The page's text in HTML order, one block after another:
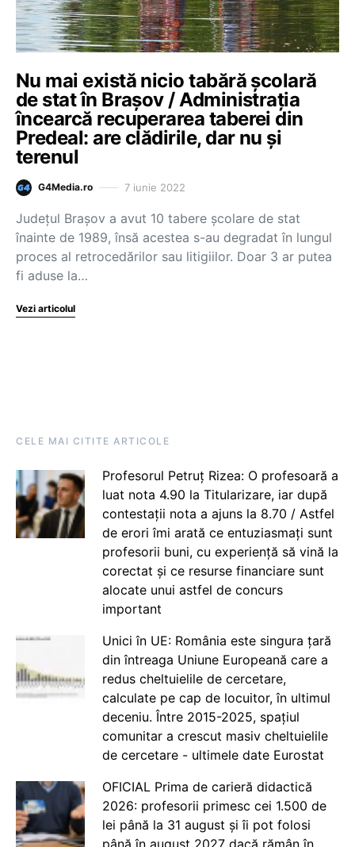
Nu mai există nicio tabără școlară
de stat în Brașov / Administrația
încearcă recuperarea taberei din
Predeal: are clădirile, dar nu și
terenul
G4Media.ro 7 iunie 2022
Județul Brașov a avut 10 tabere școlare de stat
înainte de 1989, însă acestea s-au degradat în lungul
proces al retrocedărilor sau litigiilor. Doar 3 ar putea
fi aduse la…
Vezi articolul
CELE MAI CITITE ARTICOLE
Profesorul Petruț Rizea: O profesoară a
luat nota 4.90 la Titularizare, iar după
contestații nota a ajuns la 8.70 / Astfel
de erori îmi arată ce entuziasmați sunt
profesorii buni, cu experiență să vină la
corectat și ce resurse financiare sunt
alocate unui astfel de concurs
important
Unici în UE: România este singura țară
din întreaga Uniune Europeană care a
redus cheltuielile de cercetare,
calculate pe cap de locuitor, în ultimul
deceniu. Între 2015-2025, spațiul
comunitar a crescut masiv cheltuielile
de cercetare - ultimele date Eurostat
OFICIAL Prima de carieră didactică
2026: profesorii primesc cei 1.500 de
lei până la 31 august și îi pot folosi
până în august 2027 dacă rămân în